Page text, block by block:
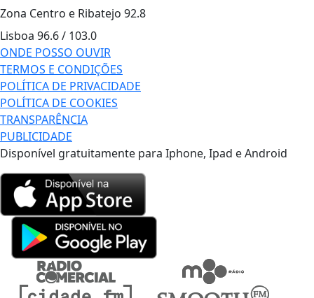
Zona Centro e Ribatejo 92.8
Lisboa 96.6 / 103.0
ONDE POSSO OUVIR
TERMOS E CONDIÇÕES
POLÍTICA DE PRIVACIDADE
POLÍTICA DE COOKIES
TRANSPARÊNCIA
PUBLICIDADE
Disponível gratuitamente para Iphone, Ipad e Android